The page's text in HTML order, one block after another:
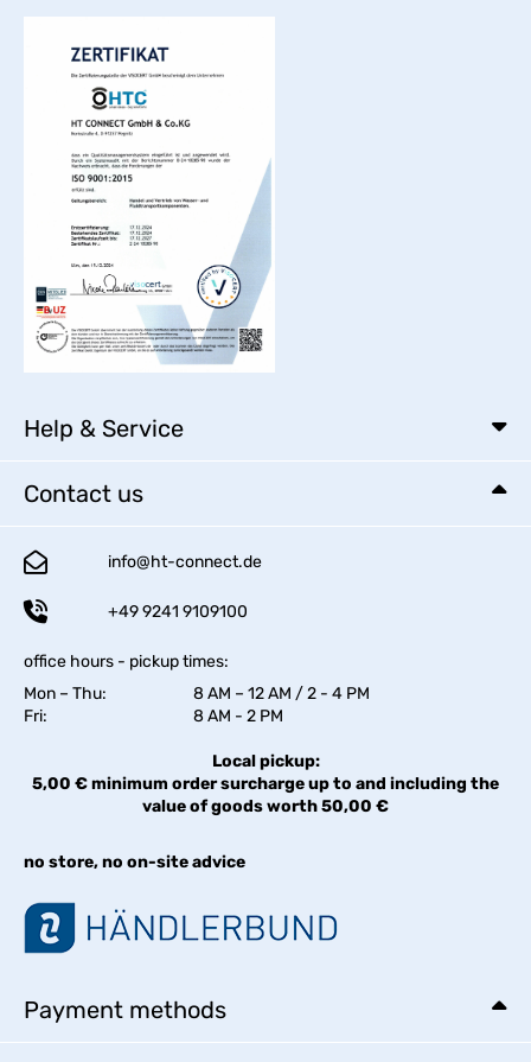
Help & Service
Contact us
info@ht-connect.de
+49 9241 9109100
office hours - pickup times:
Mon – Thu:
8 AM – 12 AM / 2 - 4 PM
Fri:
8 AM - 2 PM
Local pickup:
5,00 € minimum order surcharge up to and including the
value of goods worth 50,00 €
no store, no on-site advice
Payment methods